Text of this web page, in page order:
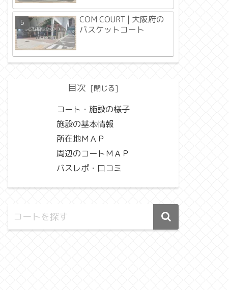
COM COURT | 大阪府の
バスケットコート
目次
コート・施設の様子
施設の基本情報
所在地ＭＡＰ
周辺のコートＭＡＰ
バスレポ・口コミ